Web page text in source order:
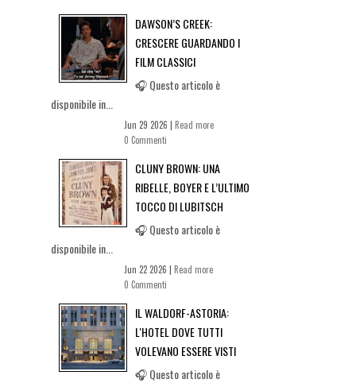
DAWSON’S CREEK:
CRESCERE GUARDANDO I
FILM CLASSICI
🎧 Questo articolo è
disponibile in...
Jun 29 2026 | Read more
0 Commenti
CLUNY BROWN: UNA
RIBELLE, BOYER E L’ULTIMO
TOCCO DI LUBITSCH
🎧 Questo articolo è
disponibile in...
Jun 22 2026 | Read more
0 Commenti
IL WALDORF-ASTORIA:
L'HOTEL DOVE TUTTI
VOLEVANO ESSERE VISTI
🎧 Questo articolo è